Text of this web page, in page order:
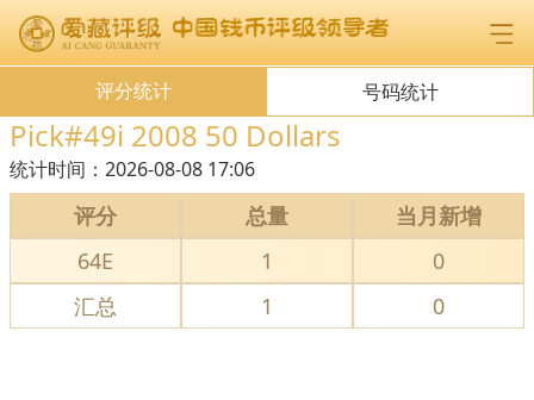
评分统计 号码统计
Pick#49i 2008 50 Dollars
统计时间： 2026-08-08 17:06
评分 总量
当月新增
64E
1
0
汇总
1 0